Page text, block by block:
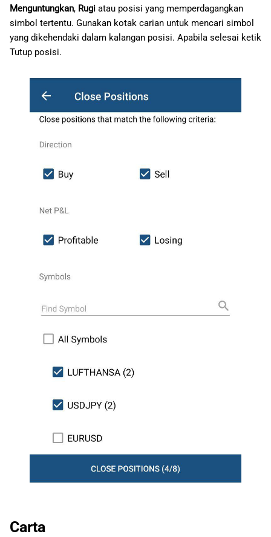
Menguntungkan, Rugi atau posisi yang memperdagangkan
simbol tertentu. Gunakan kotak carian untuk mencari simbol
yang dikehendaki dalam kalangan posisi. Apabila selesai ketik
Tutup posisi.
Carta